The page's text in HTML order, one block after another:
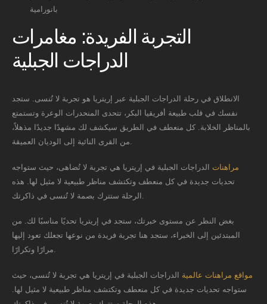
بانورامية
التجربة الفريدة: مغامرات
الدراجات الجبلية
الانطلاق في رحلة الدراجات الجبلية عبر إريتريا هو تجربة لا تُنسى. ستجد
نفسك في قلب طبيعة أفريقيا البكر، تتحدى المنحدرات الوعرة وتستمتع
بالمناظر الخلابة. كل منعطف في الطريق سيكشف لك مشهدًا جديدًا مذهلاً،
من القرى النائية إلى الوديان العميقة.
مراهنات الدراجات الجبلية في إريتريا هي تجربة لا تُضاهى، حيث ستواجه
تحديات جديدة في كل منعطف وتكتشف مناظر طبيعية لا مثيل لها. هذه
بغض النظر عن مستوى خبرتك، ستجد في إريتريا تحديًا مناسبًا لك. من
المبتدئين إلى الخبراء، ستجد هنا تجربة فريدة من نوعها تجعلك تعود إليها
مرارًا وتكرارًا.
مواقع مراهنات عالمية الدراجات الجبلية في إريتريا هي تجربة لا تُنسى، حيث
ستواجه تحديات جديدة في كل منعطف وتكتشف مناظر طبيعية لا مثيل لها.